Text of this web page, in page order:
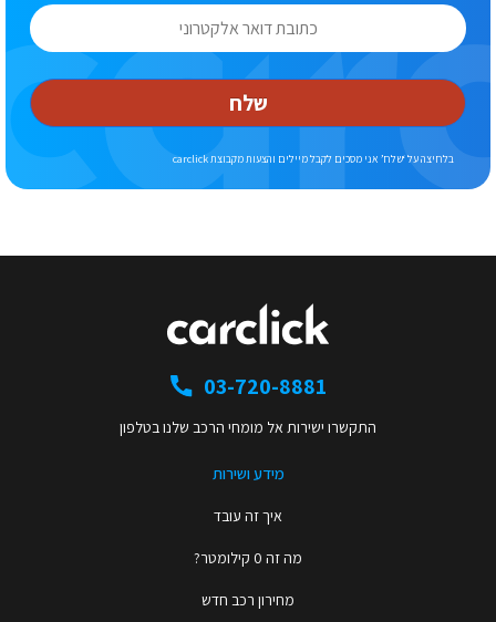
שלח
בלחיצה על ‘שלח’ אני מסכים לקבל מיילים והצעות מקבוצת carclick
מידע ושירות
איך זה עובד
מה זה 0 קילומטר?
מחירון רכב חדש
03-720-8881
התקשרו ישירות אל מומחי הרכב שלנו בטלפון